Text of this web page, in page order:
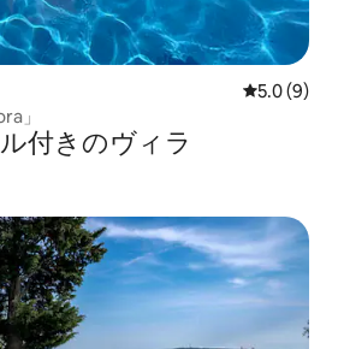
レビュー9
5.0 (9)
」
付きのヴィラ